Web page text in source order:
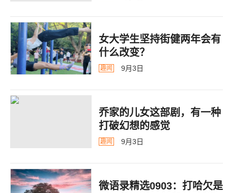
女大学生坚持街健两年会有
什么改变？
趣闻 9月3日
乔家的儿女这部剧，有一种
打破幻想的感觉
趣闻 9月3日
微语录精选0903：打哈欠是